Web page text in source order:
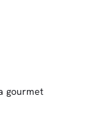
gourmet